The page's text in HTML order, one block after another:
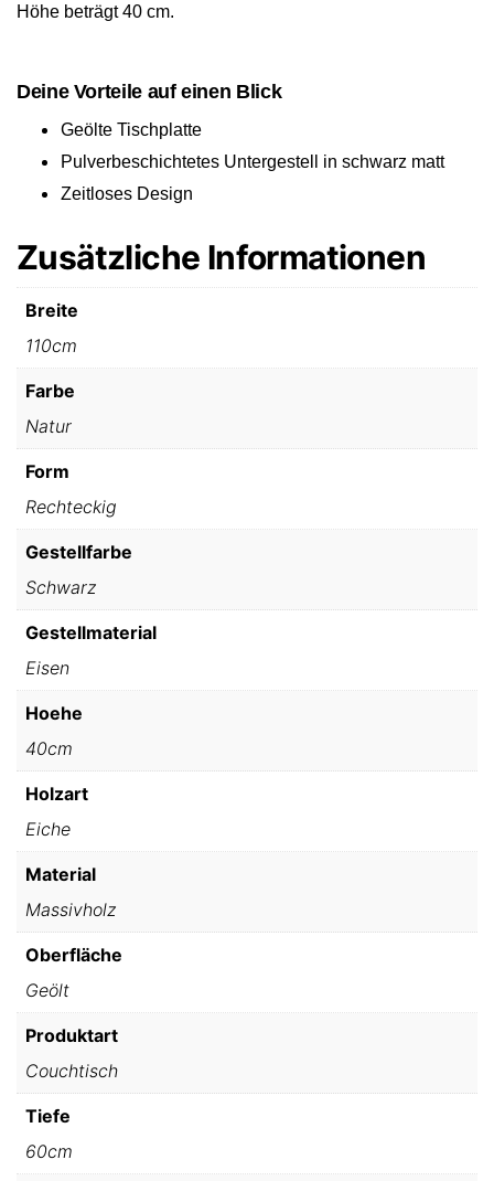
Höhe beträgt 40 cm.
Deine Vorteile auf einen Blick
Geölte Tischplatte
Pulverbeschichtetes Untergestell in schwarz matt
Zeitloses Design
Zusätzliche Informationen
Breite
110cm
Farbe
Natur
Form
Rechteckig
Gestellfarbe
Schwarz
Gestellmaterial
Eisen
Hoehe
40cm
Holzart
Eiche
Material
Massivholz
Oberfläche
Geölt
Produktart
Couchtisch
Tiefe
60cm